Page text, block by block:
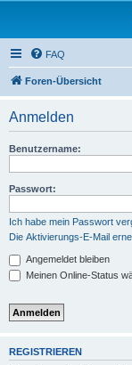
FAQ
Foren-Übersicht
Anmelden
Benutzername:
Passwort:
Ich habe mein Passwort
Die Aktivierungs-E-Mail
Angemeldet bleiben
Meinen Online-Status
REGISTRIEREN